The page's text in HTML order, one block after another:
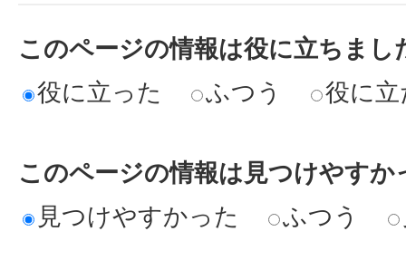
このページの情報は役に立ちまし
役に立った
ふつう 役に
このページの情報は見つけやすか
見つけやすかった
ふつう